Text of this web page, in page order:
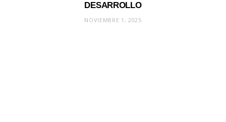
DESARROLLO
NOVIEMBRE 1, 2025